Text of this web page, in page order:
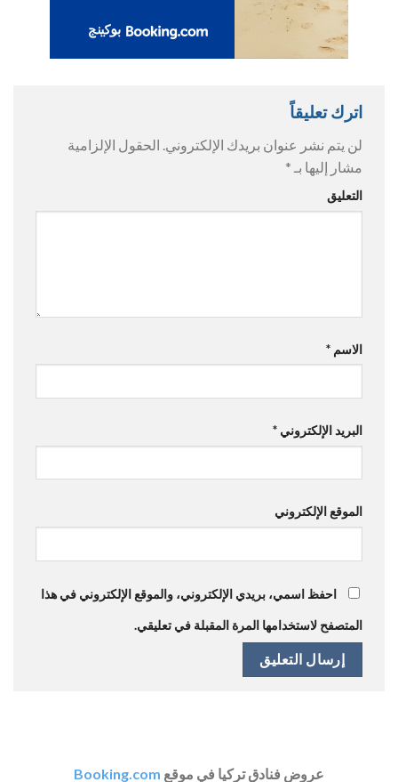
اترك تعليقاً
لن يتم نشر عنوان بريدك الإلكتروني. الحقول الإلزامية
مشار إليها بـ *
التعليق
الاسم *
البريد الإلكتروني *
الموقع الإلكتروني
احفظ اسمي، بريدي الإلكتروني، والموقع الإلكتروني في هذا
المتصفح لاستخدامها المرة المقبلة في تعليقي.
عروض فنادق تركيا في موقع Booking.com